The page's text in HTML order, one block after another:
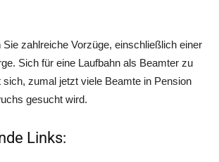
zahl­rei­che Vor­zü­ge, ein­schließ­lich einer
Sich für eine Lauf­bahn als Beam­ter zu
sich, zumal jetzt vie­le Beam­te in Pen­si­on
gesucht wird.
Links: